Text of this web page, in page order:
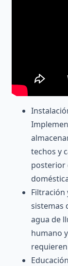
techos y
posterior
sistemas
agua de
humano